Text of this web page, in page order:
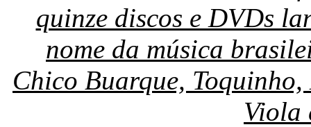
quinze discos e DVDs
nome da música
Chico Buarque,
Viola